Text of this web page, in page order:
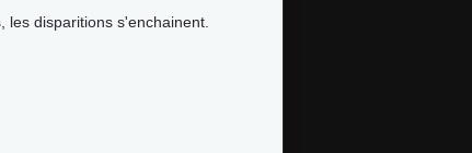
disparitions s'enchainent.